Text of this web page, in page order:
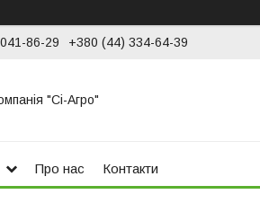
86-29 +380 (44) 334-64-39
"Сі-Агро"
Про нас Контакти